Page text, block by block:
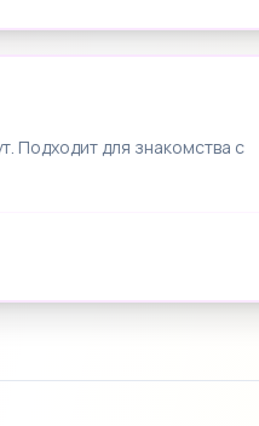
Подходит для знакомства с